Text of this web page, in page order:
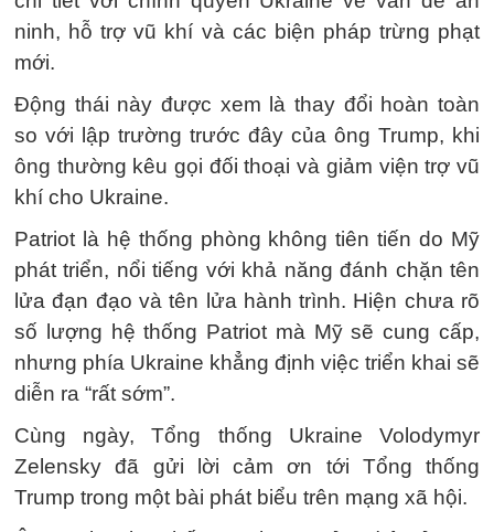
ninh, hỗ trợ vũ khí và các biện pháp trừng phạt
mới.
Động thái này được xem là thay đổi hoàn toàn
so với lập trường trước đây của ông Trump, khi
ông thường kêu gọi đối thoại và giảm viện trợ vũ
khí cho Ukraine.
Patriot là hệ thống phòng không tiên tiến do Mỹ
phát triển, nổi tiếng với khả năng đánh chặn tên
lửa đạn đạo và tên lửa hành trình. Hiện chưa rõ
số lượng hệ thống Patriot mà Mỹ sẽ cung cấp,
nhưng phía Ukraine khẳng định việc triển khai sẽ
diễn ra “rất sớm”.
Cùng ngày, Tổng thống Ukraine Volodymyr
Zelensky đã gửi lời cảm ơn tới Tổng thống
Trump trong một bài phát biểu trên mạng xã hội.